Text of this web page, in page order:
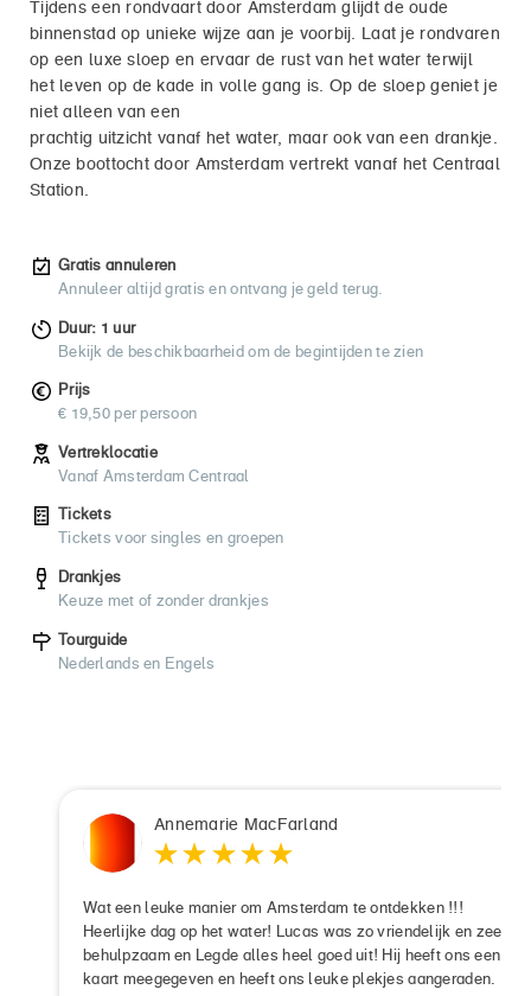
Tijdens een rondvaart door Amsterdam glijdt de oude
binnenstad op unieke wijze aan je voorbij. Laat je rondvaren
op een luxe sloep en ervaar de rust van het water terwijl
het leven op de kade in volle gang is. Op de sloep geniet je
niet alleen van een
prachtig uitzicht vanaf het water, maar ook van een drankje.
Onze boottocht door Amsterdam vertrekt vanaf het Centraal
Station.
Gratis annuleren
Annuleer altijd gratis en ontvang je geld terug.
Duur: 1 uur
Bekijk de beschikbaarheid om de begintijden te zien
Prijs
€ 19,50 per persoon
Vertreklocatie
Vanaf Amsterdam Centraal
Tickets
Tickets voor singles en groepen
Drankjes
Keuze met of zonder drankjes
Tourguide
Nederlands en Engels
Annemarie MacFarland
Wat een leuke manier om Amsterdam te ontdekken !!!
Heerlijke dag op het water! Lucas was zo vriendelijk en zeer
behulpzaam en Legde alles heel goed uit! Hij heeft ons een
kaart meegegeven en heeft ons leuke plekjes aangeraden.